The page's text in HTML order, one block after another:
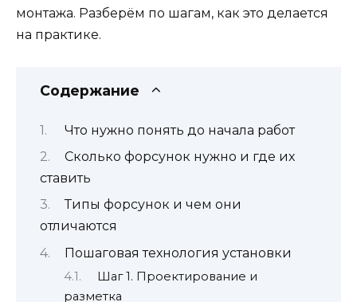
монтажа. Разберём по шагам, как это делается
на практике.
Содержание
Что нужно понять до начала работ
Сколько форсунок нужно и где их
ставить
Типы форсунок и чем они
отличаются
Пошаговая технология установки
Шаг 1. Проектирование и
разметка